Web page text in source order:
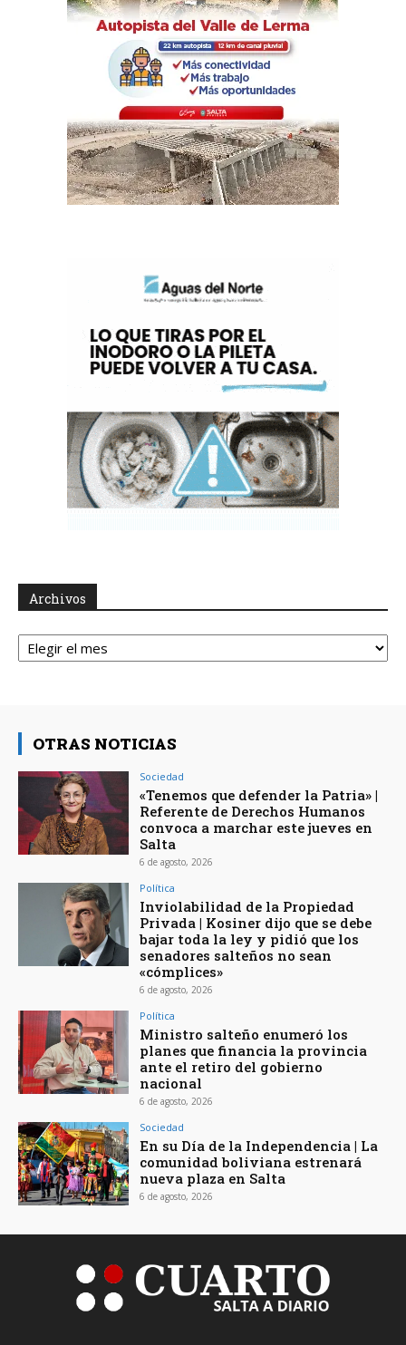
Archivos
Archivos
OTRAS NOTICIAS
Sociedad
«Tenemos que defender la Patria» |
Referente de Derechos Humanos
convoca a marchar este jueves en
Salta
6 de agosto, 2026
Política
Inviolabilidad de la Propiedad
Privada | Kosiner dijo que se debe
bajar toda la ley y pidió que los
senadores salteños no sean
«cómplices»
6 de agosto, 2026
Política
Ministro salteño enumeró los
planes que financia la provincia
ante el retiro del gobierno
nacional
6 de agosto, 2026
Sociedad
En su Día de la Independencia | La
comunidad boliviana estrenará
nueva plaza en Salta
6 de agosto, 2026